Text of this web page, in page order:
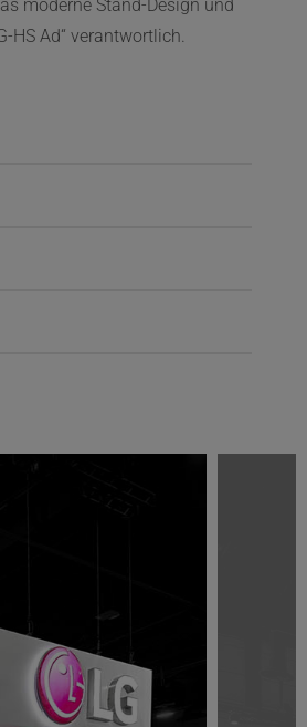
moderne Stand-Design und
HS Ad“ verantwortlich.